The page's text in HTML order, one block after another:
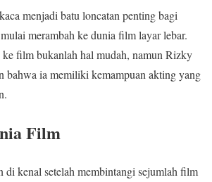
menjadi batu loncatan penting bagi
merambah ke dunia film layar lebar.
film bukanlah hal mudah, namun Rizky
bahwa ia memiliki kemampuan akting yang
Film
di kenal setelah membintangi sejumlah film